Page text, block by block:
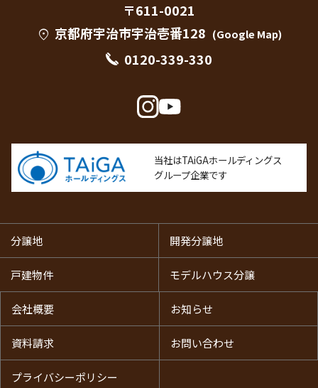
人の生命、身体または財産の保護のために必要がある場合
であって、お客様の同意を得ることが困難であるとき。
公衆衛生の向上または児童の健全な育成の推進のために特
に必要がある場合であって、お客様の同意を得ることが困
国の機関若しくは地方公共団体が法令の定める事務を遂行
主体の同意を得ることにより当該事務の遂行に支障を及ぼ
すおそれがあるとき。
法令に基づく場合。
４．個人情報の管理
人情報を取り扱う部門ごとに管理責任者を置き、個人情報
滅失、毀損等を防止するため、当社のウェブサイト等のセ
(3)当社は、個人情報提供先との間で機密保持契約を行い、
〒611-0021
location_on 京都府宇治市宇治壱番128 (Google Map)
0120-339-330
当社はTAiGAホールディングス
グループ企業です
分譲地 開発分譲地
戸建物件 モデルハウス分譲
会社概要 お知らせ
資料請求 お問い合わせ
プライバシーポリシー